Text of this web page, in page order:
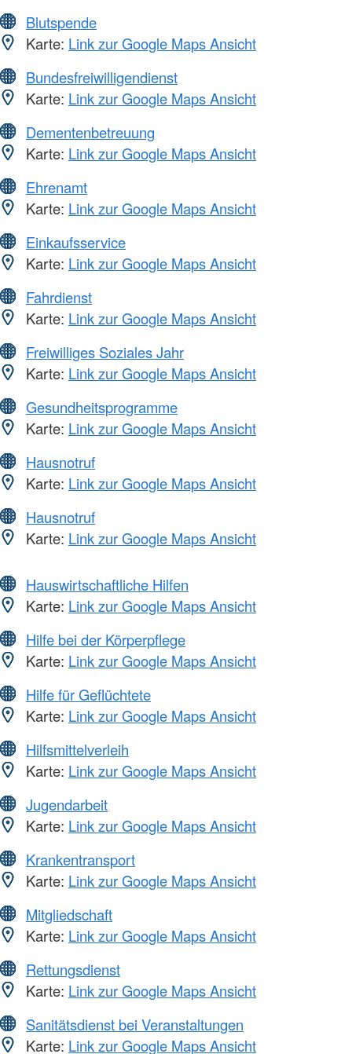
Blutspende
Karte: Link zur Google Maps Ansicht
Bundesfreiwilligendienst
Karte: Link zur Google Maps Ansicht
Dementenbetreuung
Karte: Link zur Google Maps Ansicht
Ehrenamt
Karte: Link zur Google Maps Ansicht
Einkaufsservice
Karte: Link zur Google Maps Ansicht
Fahrdienst
Karte: Link zur Google Maps Ansicht
Freiwilliges Soziales Jahr
Karte: Link zur Google Maps Ansicht
Gesundheitsprogramme
Karte: Link zur Google Maps Ansicht
Hausnotruf
Karte: Link zur Google Maps Ansicht
Hausnotruf
Karte: Link zur Google Maps Ansicht
Hauswirtschaftliche Hilfen
Karte: Link zur Google Maps Ansicht
Hilfe bei der Körperpflege
Karte: Link zur Google Maps Ansicht
Hilfe für Geflüchtete
Karte: Link zur Google Maps Ansicht
Hilfsmittelverleih
Karte: Link zur Google Maps Ansicht
Jugendarbeit
Karte: Link zur Google Maps Ansicht
Krankentransport
Karte: Link zur Google Maps Ansicht
Mitgliedschaft
Karte: Link zur Google Maps Ansicht
Rettungsdienst
Karte: Link zur Google Maps Ansicht
Sanitätsdienst bei Veranstaltungen
Karte: Link zur Google Maps Ansicht